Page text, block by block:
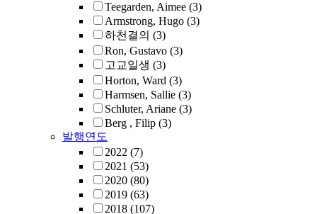
Teegarden, Aimee (3)
Armstrong, Hugo (3)
하천결의 (3)
Ron, Gustavo (3)
고교일생 (3)
Horton, Ward (3)
Harmsen, Sallie (3)
Schluter, Ariane (3)
Berg , Filip (3)
발행연도
2022 (7)
2021 (53)
2020 (80)
2019 (63)
2018 (107)